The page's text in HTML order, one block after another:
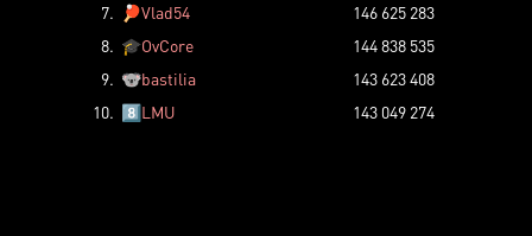
7.
🏓Vlad54
146 625 283
8. 🎓OvCore
144 838 535
9. 🐨bastilia
143 623 408
10. 8️⃣LMU 143 049 274